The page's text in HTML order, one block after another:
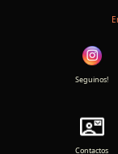
Seguinos!
Contactos